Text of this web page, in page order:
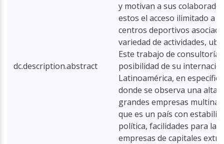
dc.description.abstract
y motivan a sus
estos el acceso ilimitado a
centros deportivos
variedad de actividades,
Este trabajo de consultoría
posibilidad de su
Latinoamérica, en
donde se observa una alta
grandes empresas
que es un país con
política, facilidades para la
empresas de capitales